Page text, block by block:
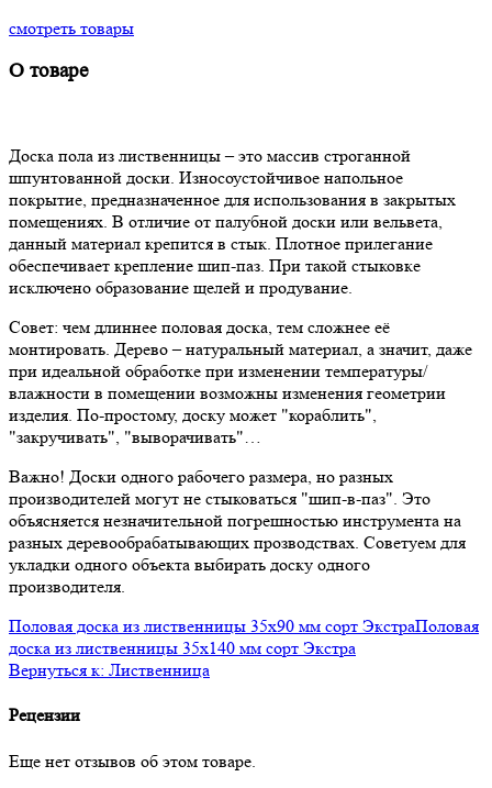
смотреть товары
О товаре
Доска пола из лиственницы – это массив строганной
шпунтованной доски. Износоустойчивое напольное
покрытие, предназначенное для использования в закрытых
помещениях. В отличие от палубной доски или вельвета,
данный материал крепится в стык. Плотное прилегание
обеспечивает крепление шип-паз. При такой стыковке
исключено образование щелей и продувание.
Совет: чем длиннее половая доска, тем сложнее её
монтировать. Дерево – натуральный материал, а значит, даже
при идеальной обработке при изменении температуры/
влажности в помещении возможны изменения геометрии
изделия. По-простому, доску может "кораблить",
"закручивать", "выворачивать"…
Важно! Доски одного рабочего размера, но разных
производителей могут не стыковаться "шип-в-паз". Это
объясняется незначительной погрешностью инструмента на
разных деревообрабатывающих прозводствах. Советуем для
укладки одного объекта выбирать доску одного
производителя.
Половая доска из лиственницы 35x90 мм сорт ЭкстраПоловая
доска из лиственницы 35x140 мм сорт Экстра
Вернуться к: Лиственница
Рецензии
Еще нет отзывов об этом товаре.